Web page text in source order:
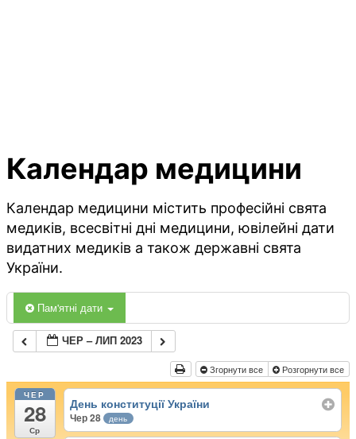
Календар медицини
Календар медицини містить професійні свята
медиків, всесвітні дні медицини, ювілейні дати
видатних медиків а також державні свята
України.
Пам'ятні дати
ЧЕР – ЛИП 2023
Згорнути все Розгорнути все
ЧЕР
28
Ср
День конституції України
Чер 28 день